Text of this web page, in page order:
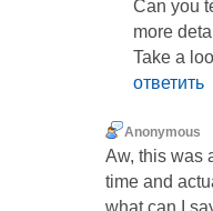
Can you
more
Take a
ответить
Anonymous
Aw, this was
time and